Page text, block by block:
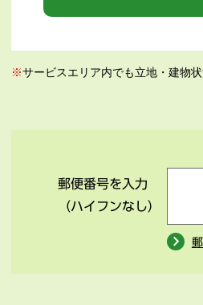
※サービスエリア内でも立地・建物
郵便番号を入力
（ハイフンなし）